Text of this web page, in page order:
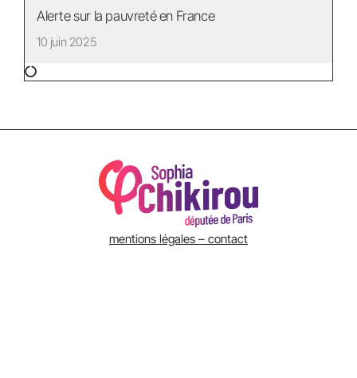
Alerte sur la pauvreté en France
10 juin 2025
mentions légales – contact